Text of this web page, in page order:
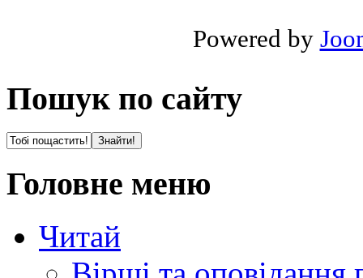
Powered by
Пошук по сайту
Головне меню
Читай